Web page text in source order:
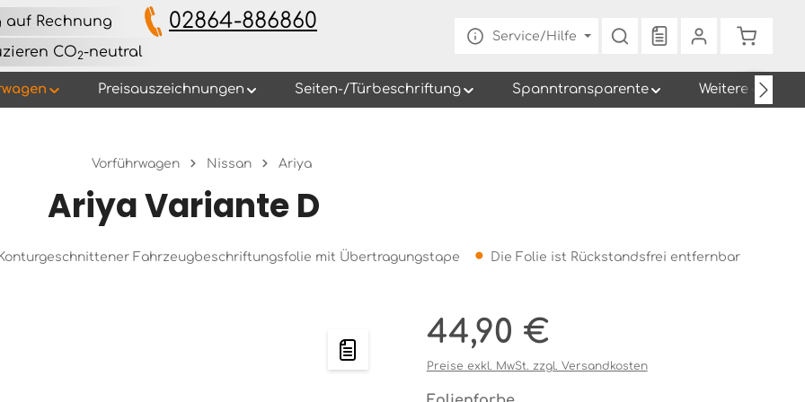
auf Rechnung 02864-886860
CO2-neutral
Service/Hilfe
Du hast 0 Produkte
Preisauszeichnungen Seiten-/Türbeschriftung Spanntransparente Weitere
Vorführwagen Nissan Ariya
Ariya Variante D
Fahrzeugbeschriftungsfolie mit Übertragungstape Die Folie ist Rückstandsfrei entfernbar
Regulärer Preis:
44,90 €
Preise exkl. MwSt. zzgl. Versandkosten